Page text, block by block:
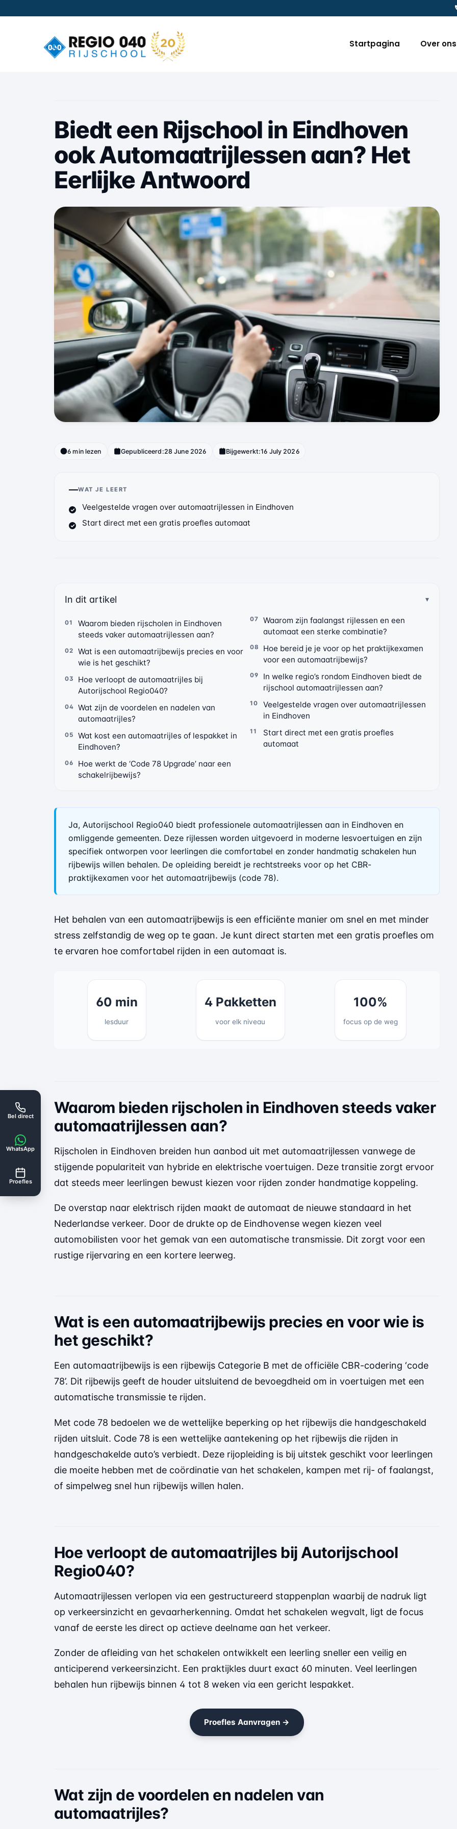
Startpagina Over ons
Biedt een Rijschool in Eindhoven
ook Automaatrijlessen aan? Het
Eerlijke Antwoord
6 min lezen Gepubliceerd:28 June 2026 Bijgewerkt:16 July 2026
WAT JE LEERT
Veelgestelde vragen over automaatrijlessen in Eindhoven
Start direct met een gratis proefles automaat
In dit artikel
Waarom bieden rijscholen in Eindhoven
steeds vaker automaatrijlessen aan?
Wat is een automaatrijbewijs precies en voor
wie is het geschikt?
Hoe verloopt de automaatrijles bij
Autorijschool Regio040?
Wat zijn de voordelen en nadelen van
automaatrijles?
Wat kost een automaatrijles of lespakket in
Eindhoven?
Hoe werkt de ‘Code 78 Upgrade’ naar een
schakelrijbewijs?
Waarom zijn faalangst rijlessen en een
automaat een sterke combinatie?
Hoe bereid je je voor op het praktijkexamen
voor een automaatrijbewijs?
In welke regio’s rondom Eindhoven biedt de
rijschool automaatrijlessen aan?
Veelgestelde vragen over automaatrijlessen
in Eindhoven
Start direct met een gratis proefles
automaat
Ja, Autorijschool Regio040 biedt professionele automaatrijlessen aan in Eindhoven en
omliggende gemeenten. Deze rijlessen worden uitgevoerd in moderne lesvoertuigen en zijn
specifiek ontworpen voor leerlingen die comfortabel en zonder handmatig schakelen hun
rijbewijs willen behalen. De opleiding bereidt je rechtstreeks voor op het CBR-
praktijkexamen voor het automaatrijbewijs (code 78).
Het behalen van een automaatrijbewijs is een efficiënte manier om snel en met minder
stress zelfstandig de weg op te gaan. Je kunt direct starten met een gratis proefles om
te ervaren hoe comfortabel rijden in een automaat is.
60 min
lesduur
4 Pakketten
voor elk niveau
100%
focus op de weg
Waarom bieden rijscholen in Eindhoven steeds vaker
automaatrijlessen aan?
Rijscholen in Eindhoven breiden hun aanbod uit met automaatrijlessen vanwege de
stijgende populariteit van hybride en elektrische voertuigen. Deze transitie zorgt ervoor
dat steeds meer leerlingen bewust kiezen voor rijden zonder handmatige koppeling.
De overstap naar elektrisch rijden maakt de automaat de nieuwe standaard in het
Nederlandse verkeer. Door de drukte op de Eindhovense wegen kiezen veel
automobilisten voor het gemak van een automatische transmissie. Dit zorgt voor een
rustige rijervaring en een kortere leerweg.
Wat is een automaatrijbewijs precies en voor wie is
het geschikt?
Een automaatrijbewijs is een rijbewijs Categorie B met de officiële CBR-codering ‘code
78’. Dit rijbewijs geeft de houder uitsluitend de bevoegdheid om in voertuigen met een
automatische transmissie te rijden.
Met code 78 bedoelen we de wettelijke beperking op het rijbewijs die handgeschakeld
rijden uitsluit. Code 78 is een wettelijke aantekening op het rijbewijs die rijden in
handgeschakelde auto’s verbiedt. Deze rijopleiding is bij uitstek geschikt voor leerlingen
die moeite hebben met de coördinatie van het schakelen, kampen met rij- of faalangst,
of simpelweg snel hun rijbewijs willen halen.
Hoe verloopt de automaatrijles bij Autorijschool
Regio040?
Automaatrijlessen verlopen via een gestructureerd stappenplan waarbij de nadruk ligt
op verkeersinzicht en gevaarherkenning. Omdat het schakelen wegvalt, ligt de focus
vanaf de eerste les direct op actieve deelname aan het verkeer.
Zonder de afleiding van het schakelen ontwikkelt een leerling sneller een veilig en
anticiperend verkeersinzicht. Een praktijkles duurt exact 60 minuten. Veel leerlingen
behalen hun rijbewijs binnen 4 tot 8 weken via een gericht lespakket.
Proefles Aanvragen →
Wat zijn de voordelen en nadelen van
automaatrijles?
Bel direct
WhatsApp
Proefles